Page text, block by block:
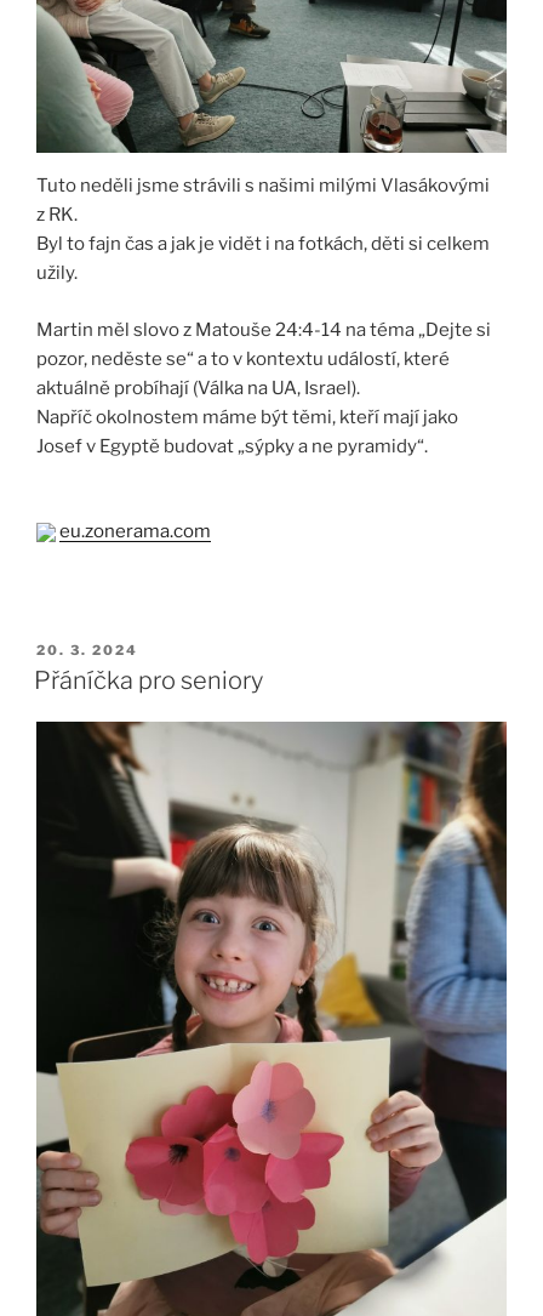
Tuto neděli jsme strávili s našimi milými Vlasákovými
z RK.
Byl to fajn čas a jak je vidět i na fotkách, děti si celkem
užily.
Martin měl slovo z Matouše 24:4-14 na téma „Dejte si
pozor, neděste se“ a to v kontextu událostí, které
aktuálně probíhají (Válka na UA, Israel).
Napříč okolnostem máme být těmi, kteří mají jako
Josef v Egyptě budovat „sýpky a ne pyramidy“.
eu.zonerama.com
PUBLIKOVÁNO
20. 3. 2024
Přáníčka pro seniory